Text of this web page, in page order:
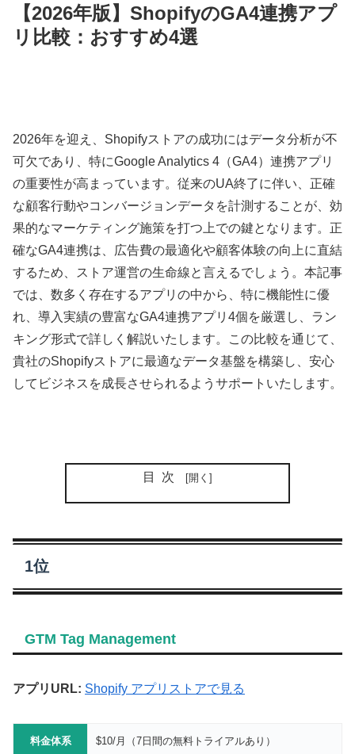
【2026年版】ShopifyのGA4連携アプ
リ比較：おすすめ4選
2026年を迎え、Shopifyストアの成功にはデータ分析が不
可欠であり、特にGoogle Analytics 4（GA4）連携アプリ
の重要性が高まっています。従来のUA終了に伴い、正確
な顧客行動やコンバージョンデータを計測することが、効
果的なマーケティング施策を打つ上での鍵となります。正
確なGA4連携は、広告費の最適化や顧客体験の向上に直結
するため、ストア運営の生命線と言えるでしょう。本記事
では、数多く存在するアプリの中から、特に機能性に優
れ、導入実績の豊富なGA4連携アプリ4個を厳選し、ラン
キング形式で詳しく解説いたします。この比較を通じて、
貴社のShopifyストアに最適なデータ基盤を構築し、安心
してビジネスを成長させられるようサポートいたします。
目次
1位
GTM Tag Management
アプリURL: Shopify アプリストアで見る
料金体系 $10/月（7日間の無料トライアルあり）